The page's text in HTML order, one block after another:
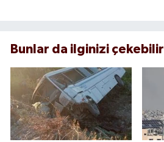
Bunlar da ilginizi çekebilir